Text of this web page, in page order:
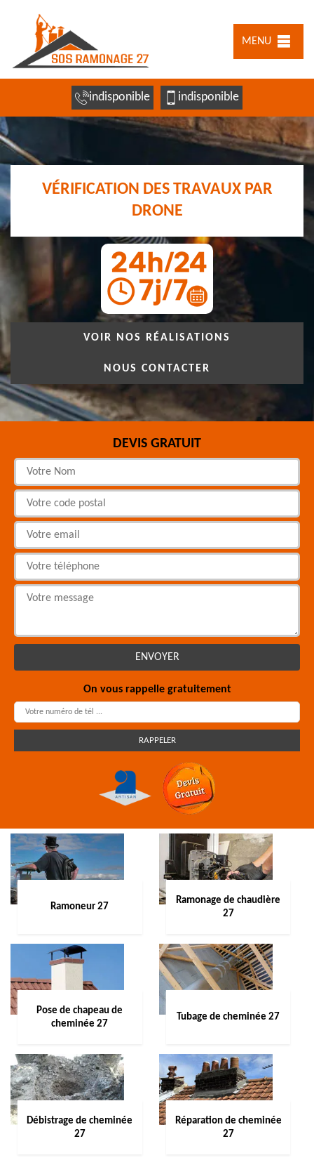
MENU
indisponible indisponible
VÉRIFICATION DES TRAVAUX PAR
DRONE
VOIR NOS RÉALISATIONS
NOUS CONTACTER
DEVIS GRATUIT
On vous rappelle gratuitement
Ramoneur 27
Ramonage de chaudière
27
Pose de chapeau de
cheminée 27
Tubage de cheminée 27
Débistrage de cheminée
27
Réparation de cheminée
27